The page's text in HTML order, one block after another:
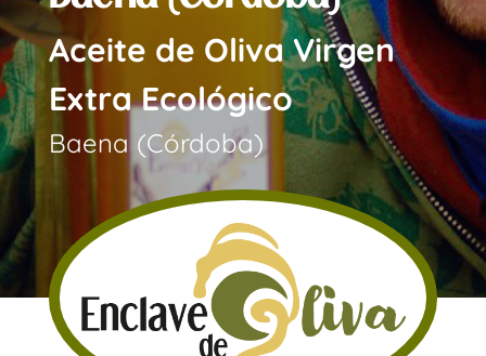
Aceite de Oliva Virgen
Extra Ecológico
Baena (Córdoba)